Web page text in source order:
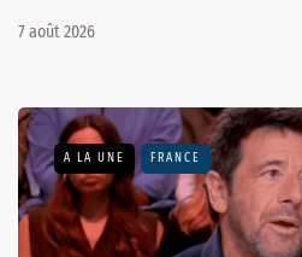
7 août 2026
A LA UNE FRANCE